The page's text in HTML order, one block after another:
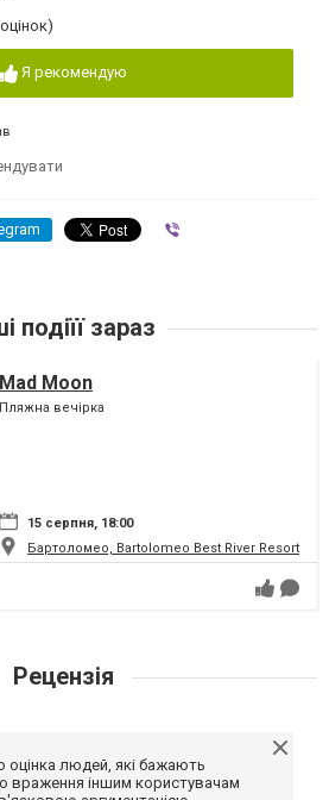
оцінок)
Я рекомендую
подіїї зараз
Mad Moon
Пляжна вечірка
15 серпня, 18:00
Бартоломео, Bartolomeo Best River Resort
Рецензія
оцінка людей, які бажають
враження іншим користувачам